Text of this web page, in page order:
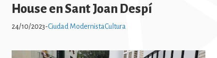
House en Sant Joan Despí
24/10/2023-Ciudad ModernistaCultura